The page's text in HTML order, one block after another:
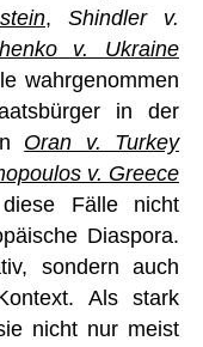
, Shindler v.
v. Ukraine
wahrgenommen
in der
Oran v. Turkey
v. Greece
Fälle nicht
Diaspora.
sondern auch
Als stark
nicht nur meist